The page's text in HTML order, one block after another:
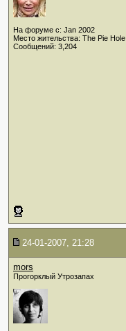
На форуме с: Jan 2002
Место жительства: The Pie Hole
Сообщений: 3,204
24-01-2007, 21:28
mors
Прогорклый Утрозапах